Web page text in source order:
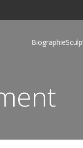
Biographie